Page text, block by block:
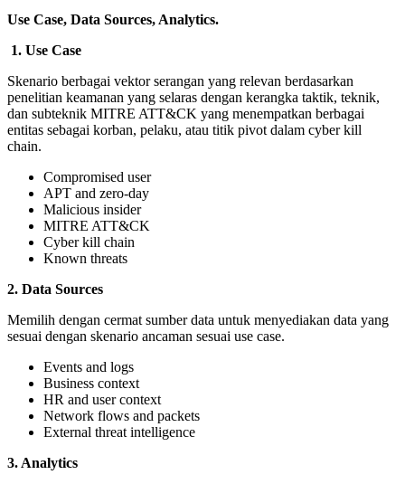
Use Case, Data Sources, Analytics.
1. Use Case
Skenario berbagai vektor serangan yang relevan berdasarkan
penelitian keamanan yang selaras dengan kerangka taktik, teknik,
dan subteknik MITRE ATT&CK yang menempatkan berbagai
entitas sebagai korban, pelaku, atau titik pivot dalam cyber kill
chain.
Compromised user
APT and zero-day
Malicious insider
MITRE ATT&CK
Cyber kill chain
Known threats
2. Data Sources
Memilih dengan cermat sumber data untuk menyediakan data yang
sesuai dengan skenario ancaman sesuai use case.
Events and logs
Business context
HR and user context
Network flows and packets
External threat intelligence
3. Analytics